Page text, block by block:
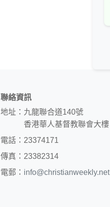
聯絡資訊
地址：九龍聯合道140號
香港華人基督教聯會大樓
電話：23374171
傳真：23382314
電郵： info@christianweekly.net